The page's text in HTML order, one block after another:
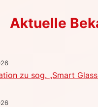
Aktuelle
zu sog. „Smart